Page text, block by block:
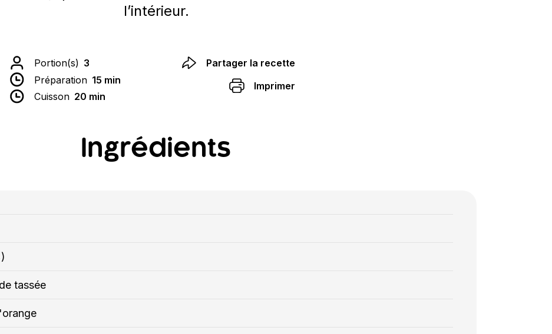
l’intérieur.
Portion(s) 3
Préparation 15 min
Cuisson 20 min
Partager la recette
Imprimer
Ingrédients
tassée